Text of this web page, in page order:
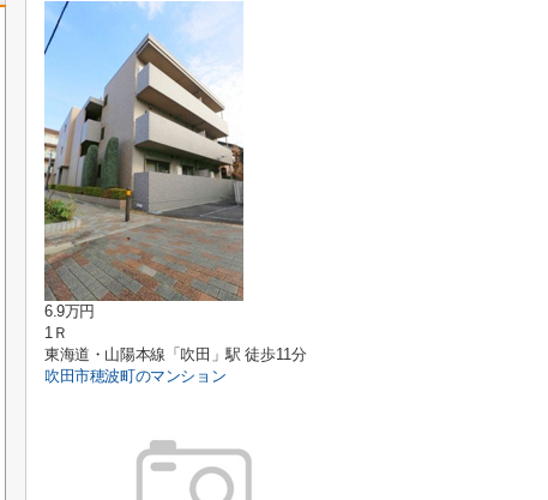
6.9万円
1Ｒ
東海道・山陽本線「吹田」駅 徒歩11分
吹田市穂波町のマンション